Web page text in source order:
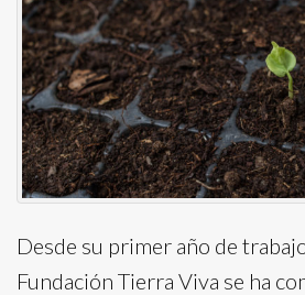
Desde su primer año de
Fundación Tierra Viva se ha